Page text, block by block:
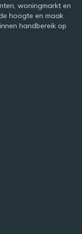
woningmarkt en
hoogte en maak
handbereik op